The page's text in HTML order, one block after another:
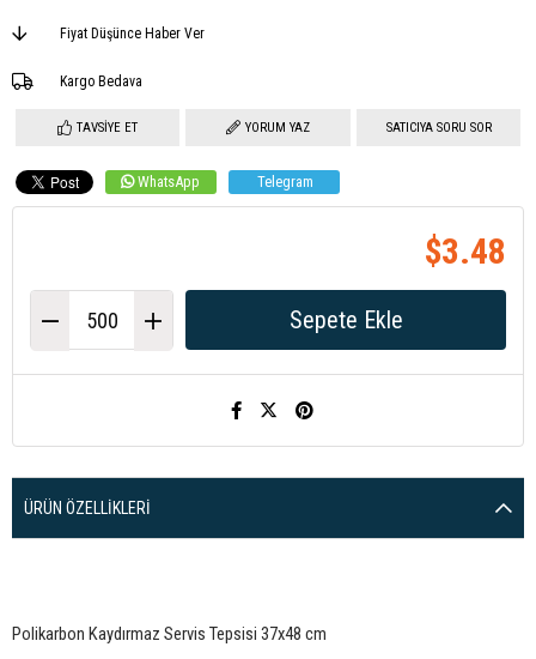
Fiyat Düşünce Haber Ver
Kargo Bedava
TAVSIYE ET YORUM YAZ SATICIYA SORU SOR
WhatsApp Telegram
$3.48
ÜRÜN ÖZELLIKLERI
Polikarbon Kaydırmaz Servis Tepsisi 37x48 cm